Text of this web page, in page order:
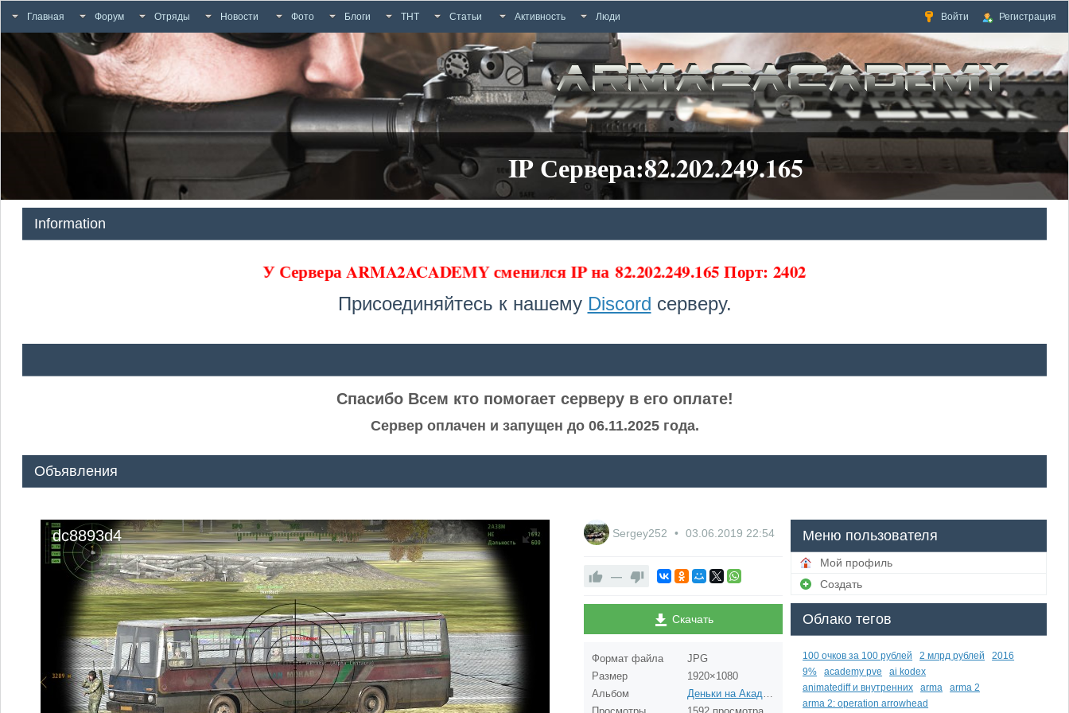
Главная Форум Отряды Новости Фото Блоги ТНТ Статьи Активность Люди Войти Регистрация
IP Сервера:82.202.249.165
Information
У Сервера ARMA2ACADEMY сменился IP на 82.202.249.165 Порт: 2402
Присоединяйтесь к нашему Discord серверу.
Спасибо Всем кто помогает серверу в его оплате!
Сервер оплачен и запущен до 06.11.2025 года.
Объявления
dc8893d4 Sergey252 03.06.2019 22:54
—
Скачать
Формат файла
JPG
Размер
1920×1080
Альбом
Деньки на Академии
Меню пользователя
Мой профиль
Создать
Облако тегов
100 очков за 100 рублей 2 млрд рублей
2016
9%
academy pve
ai kodex
animatediff и внутренних
arma
arma 2
arma 2: operation arrowhead